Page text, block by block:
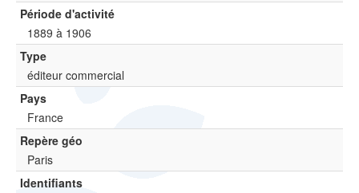
EN
ES
?
Période d'activité
1889 à 1906
Type
éditeur commercial
Pays
France
Repère géo
Paris
Identifiants